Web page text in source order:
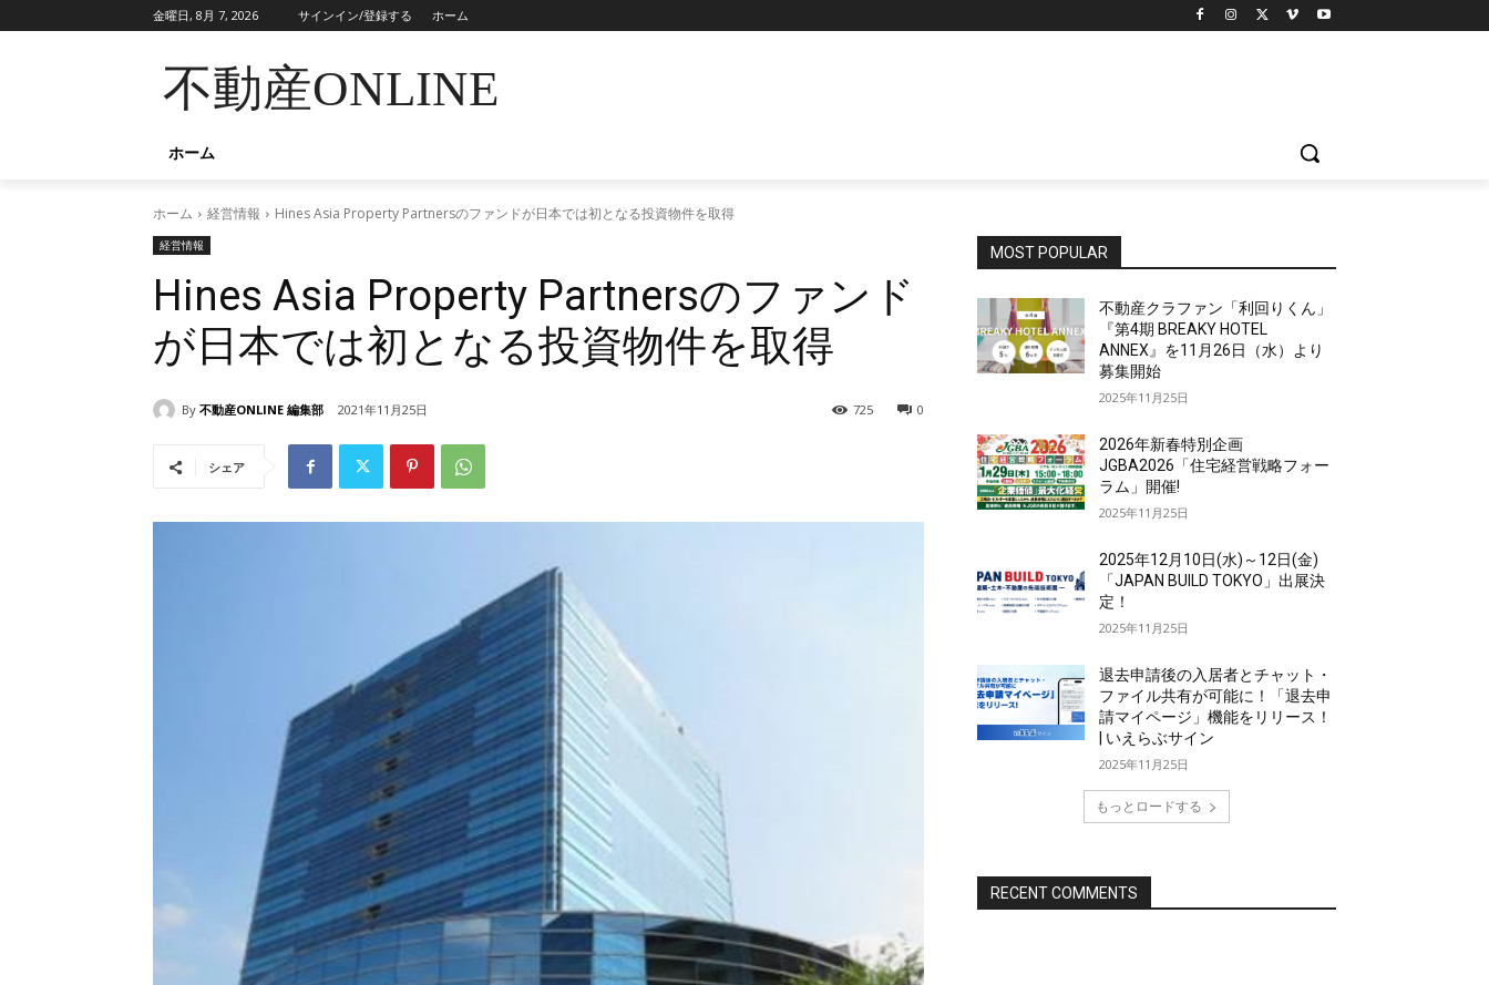
金曜日, 8月 7, 2026 サインイン/登録する ホーム
不動産ONLINE
ホーム
ホーム 経営情報 Hines Asia Property Partnersのファンドが日本では初となる投資物件を取得
経営情報
Hines Asia Property Partnersのファンド
が日本では初となる投資物件を取得
By 不動産ONLINE 編集部 2021年11月25日 0
725
シェア
MOST POPULAR
不動産クラファン「利回りくん」
『第4期 BREAKY HOTEL
ANNEX』を11月26日（水）より
募集開始
2025年11月25日
2026年新春特別企画
JGBA2026「住宅経営戦略フォー
ラム」開催!
2025年11月25日
2025年12月10日(水)～12日(金)
「JAPAN BUILD TOKYO」出展決
定！
2025年11月25日
退去申請後の入居者とチャット・
ファイル共有が可能に！「退去申
請マイページ」機能をリリース！
| いえらぶサイン
2025年11月25日
もっとロードする
RECENT COMMENTS